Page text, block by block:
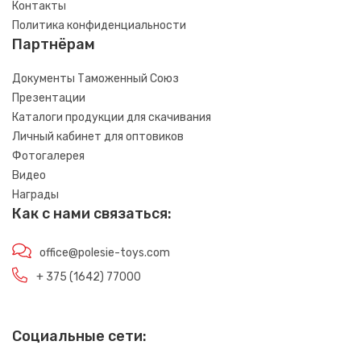
Контакты
Политика конфиденциальности
Партнёрам
Документы Таможенный Союз
Презентации
Каталоги продукции для скачивания
Личный кабинет для оптовиков
Фотогалерея
Видео
Награды
Как с нами связаться:
office@polesie-toys.com
+ 375 (1642) 77000
Социальные сети: